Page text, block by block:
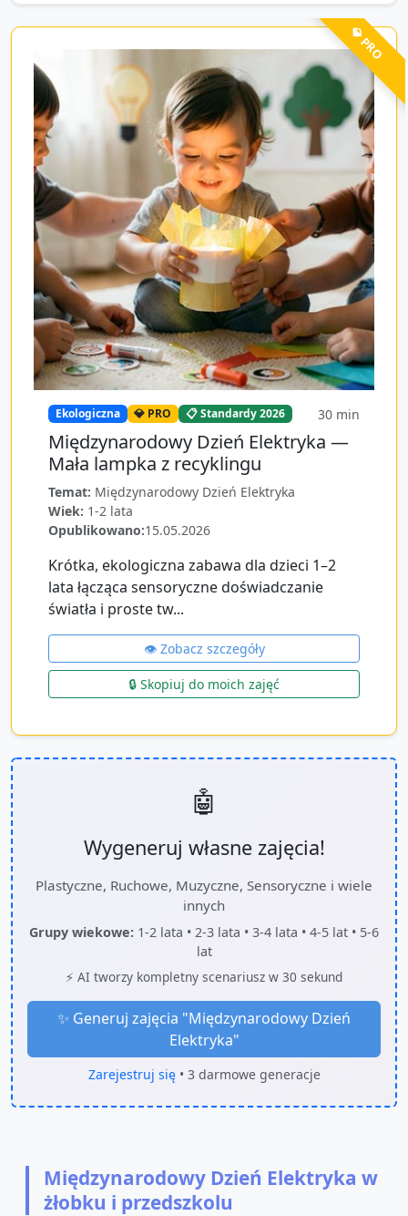
💎 PRO
Ekologiczna 💎 PRO 📋 Standardy 2026 30 min
Międzynarodowy Dzień Elektryka —
Mała lampka z recyklingu
Temat: Międzynarodowy Dzień Elektryka
Wiek: 1-2 lata
Opublikowano:15.05.2026
Krótka, ekologiczna zabawa dla dzieci 1–2
lata łącząca sensoryczne doświadczanie
światła i proste tw...
👁️ Zobacz szczegóły
🔒 Skopiuj do moich zajęć
🤖
Wygeneruj własne zajęcia!
Plastyczne, Ruchowe, Muzyczne, Sensoryczne i wiele
innych
Grupy wiekowe: 1-2 lata • 2-3 lata • 3-4 lata • 4-5 lat • 5-6
lat
⚡ AI tworzy kompletny scenariusz w 30 sekund
✨ Generuj zajęcia "Międzynarodowy Dzień
Elektryka"
Zarejestruj się• 3 darmowe generacje
Międzynarodowy Dzień Elektryka w
żłobku i przedszkolu